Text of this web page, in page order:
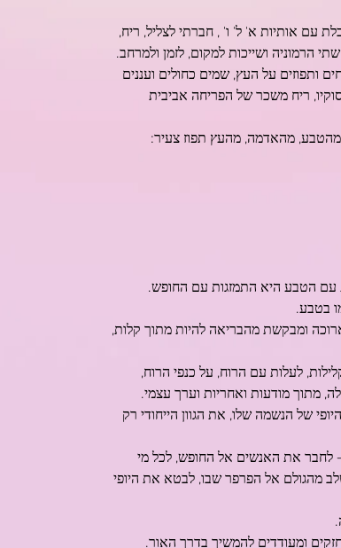
עם אותיות א' ל' ו' , חברתי לצליל, ריח,
הרמוניה ושייכות למקום, לזמן ולמרחב.
ותפוזים על העץ, שמים כחולים ועננים
ריח משכר של הפריחה אביבית
מהאדמה, מהעץ תפוז צעיר:
עם הטבע היא התמזגות עם החופש.
בטבע.
ומבקשת מהבריאה להיות מתוך קלות,
לעלות עם הרוח, על כנפי הרוח,
מתוך מודעות ואחריות וערך עצמי.
של הנשמה שלו, את הגוון הייחודי רק
לחבר את האנשים אל החופש, לכל מי
מהגולם אל הפרפר שבו, לבטא את היופי
ומעודדים להמשיך בדרך האור.